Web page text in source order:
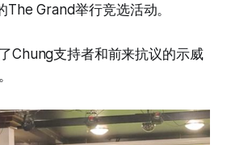
Grand举行竞选活动。
Chung支持者和前来抗议的示威